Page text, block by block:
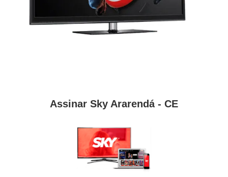
Assinar Sky Ararendá - CE